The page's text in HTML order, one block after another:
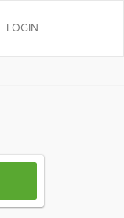
LOGIN